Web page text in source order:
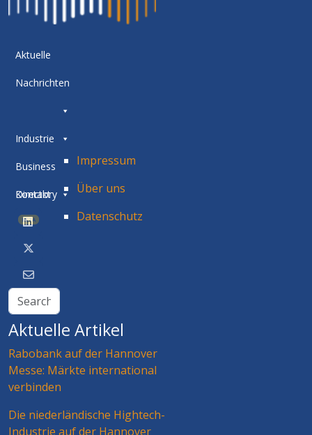
Aktuelle
Nachrichten
Industrie
Business
Directory
BETA
Kontakt
Impressum
Über uns
Datenschutz
Aktuelle Artikel
Rabobank auf der Hannover
Messe: Märkte international
verbinden
Die niederländische Hightech-
Industrie auf der Hannover